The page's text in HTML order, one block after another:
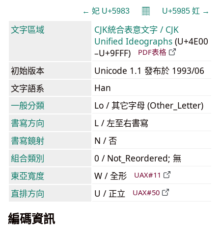
← 妃 U+5983 𝄜 U+5985 妅 →
文字區域
CJK統合表意文字 / CJK
Unified Ideographs (U+4E00
–U+9FFF)
PDF表格
初始版本
Unicode 1.1 發布於 1993/06
文字語系
Han
一般分類
Lo / 其它字母 (Other_Letter)
書寫方向
L / 左至右書寫
書寫鏡射
N / 否
組合類別
0 / Not_Reordered; 無
東亞寬度
W / 全形 UAX#11
直排方向 U / 正立 UAX#50
編碼資訊